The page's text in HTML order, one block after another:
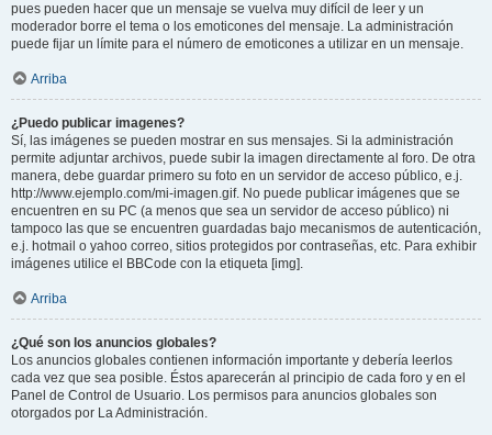
pues pueden hacer que un mensaje se vuelva muy difícil de leer y un
moderador borre el tema o los emoticones del mensaje. La administración
puede fijar un límite para el número de emoticones a utilizar en un mensaje.
Arriba
¿Puedo publicar imagenes?
Sí, las imágenes se pueden mostrar en sus mensajes. Si la administración
permite adjuntar archivos, puede subir la imagen directamente al foro. De otra
manera, debe guardar primero su foto en un servidor de acceso público, e.j.
http://www.ejemplo.com/mi-imagen.gif. No puede publicar imágenes que se
encuentren en su PC (a menos que sea un servidor de acceso público) ni
tampoco las que se encuentren guardadas bajo mecanismos de autenticación,
e.j. hotmail o yahoo correo, sitios protegidos por contraseñas, etc. Para exhibir
imágenes utilice el BBCode con la etiqueta [img].
Arriba
¿Qué son los anuncios globales?
Los anuncios globales contienen información importante y debería leerlos
cada vez que sea posible. Éstos aparecerán al principio de cada foro y en el
Panel de Control de Usuario. Los permisos para anuncios globales son
otorgados por La Administración.